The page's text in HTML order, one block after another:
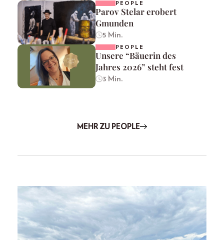
PEOPLE
Parov Stelar erobert
Gmunden
5 Min.
PEOPLE
Unsere “Bäuerin des
Jahres 2026” steht fest
3 Min.
MEHR ZU PEOPLE